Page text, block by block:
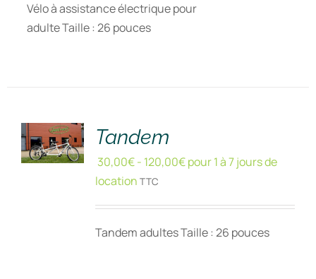
Vélo à assistance électrique pour
adulte Taille : 26 pouces
DÉTAILS
Tandem
30,00€- 120,00€pour 1 à 7 jours de
location TTC
Tandem adultes Taille : 26 pouces